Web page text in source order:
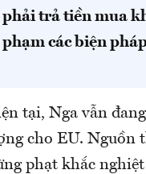
phải trả tiền mua
phạm các biện
tại, Nga vẫn
cho EU. Nguồn
phạt khắc nghiệt